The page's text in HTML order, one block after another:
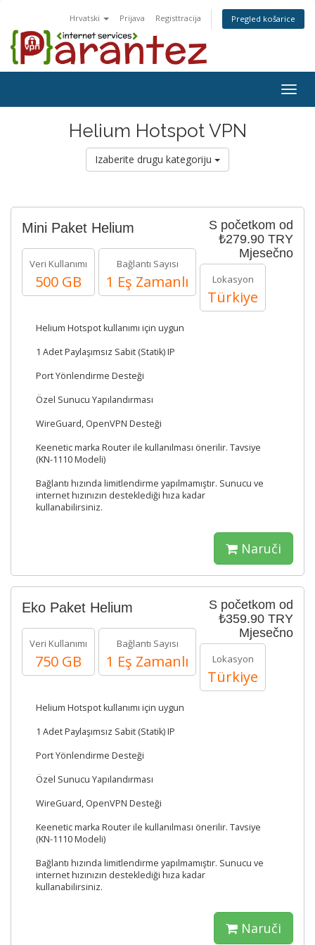
Hrvatski Prijava Registtracija Pregled košarice
Helium Hotspot VPN
Izaberite drugu kategoriju
S početkom od
₺279.90 TRY
Mjesečno
Mini Paket Helium
Veri Kullanımı
500 GB
Bağlantı Sayısı
1 Eş Zamanlı Lokasyon
Türkiye
Helium Hotspot kullanımı için uygun
1 Adet Paylaşımsız Sabit (Statik) IP
Port Yönlendirme Desteği
Özel Sunucu Yapılandırması
WireGuard, OpenVPN Desteği
Keenetic marka Router ile kullanılması önerilir. Tavsiye
(KN-1110 Modeli)
Bağlantı hızında limitlendirme yapılmamıştır. Sunucu ve
internet hızınızın desteklediği hıza kadar
kullanabilirsiniz.
Naruči
S početkom od
₺359.90 TRY
Mjesečno
Eko Paket Helium
Veri Kullanımı
750 GB
Bağlantı Sayısı
1 Eş Zamanlı Lokasyon
Türkiye
Helium Hotspot kullanımı için uygun
1 Adet Paylaşımsız Sabit (Statik) IP
Port Yönlendirme Desteği
Özel Sunucu Yapılandırması
WireGuard, OpenVPN Desteği
Keenetic marka Router ile kullanılması önerilir. Tavsiye
(KN-1110 Modeli)
Bağlantı hızında limitlendirme yapılmamıştır. Sunucu ve
internet hızınızın desteklediği hıza kadar
kullanabilirsiniz.
Naruči